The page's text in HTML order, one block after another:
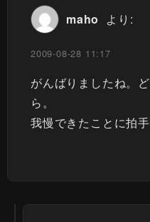
maho より:
2009-08-28 11:17
がんばりましたね。
ら。
我慢できたことに拍